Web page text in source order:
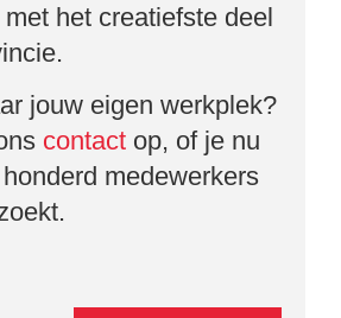
het creatiefste deel
jouw eigen werkplek?
contact op, of je nu
medewerkers